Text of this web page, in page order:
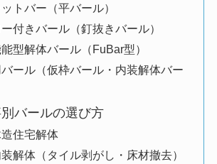
トバー（平バール）
付きバール（釘抜きバール）
型解体バール（FuBar型）
ール（仮枠バール・内装解体バー
バールの選び方
住宅解体
解体（タイル剥がし・床材撤去）